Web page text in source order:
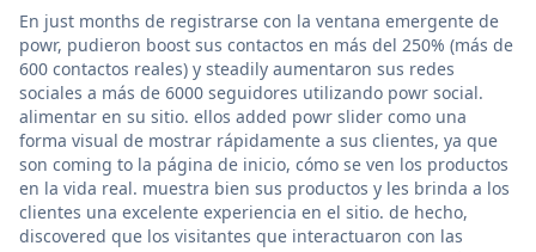
En just months de registrarse con la ventana emergente de
powr, pudieron boost sus contactos en más del 250% (más de
600 contactos reales) y steadily aumentaron sus redes
sociales a más de 6000 seguidores utilizando powr social.
alimentar en su sitio. ellos added powr slider como una
forma visual de mostrar rápidamente a sus clientes, ya que
son coming to la página de inicio, cómo se ven los productos
en la vida real. muestra bien sus productos y les brinda a los
clientes una excelente experiencia en el sitio. de hecho,
discovered que los visitantes que interactuaron con las